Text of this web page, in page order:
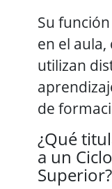
Su
en el
utilizan
de
¿Qué
a un
Superior?